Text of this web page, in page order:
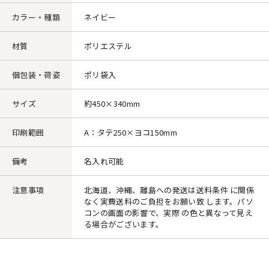
カラー・種類 ネイビー
材質 ポリエステル
個包装・荷姿 ポリ袋入
サイズ 約450×340mm
印刷範囲 A：タテ250×ヨコ150mm
備考 名入れ可能
注意事項
北海道、沖縄、離島への発送は送料条件 に関係
なく実費送料のご負担をお願い致 します。パソ
コンの画面の影響で、実際 の色と異なって見え
る場合がございます。